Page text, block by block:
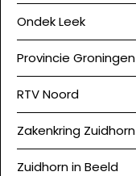
Ondek Leek
Provincie Groningen
RTV Noord
Zakenkring Zuidhorn
Zuidhorn in Beeld